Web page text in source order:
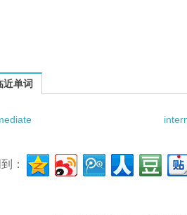
base feedstock processing的相关
近单词
：